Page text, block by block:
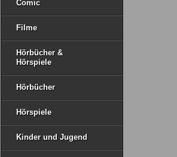
Comic
Filme
Hörbücher &
Hörspiele
Hörbücher
Hörspiele
Kinder und Jugend